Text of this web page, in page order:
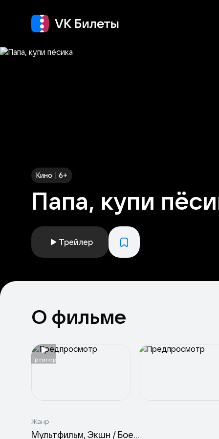
Кино | 6+
Папа, купи
Трейлер
О фильме
Tрейлер
Жанр
Мультфильм Экшн / Боевики / Приключения